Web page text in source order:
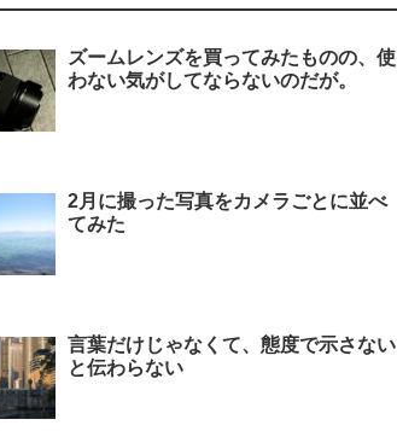
ズームレンズを買ってみたものの、使
わない気がしてならないのだが。
2月に撮った写真をカメラごとに並べ
てみた
言葉だけじゃなくて、態度で示さない
と伝わらない